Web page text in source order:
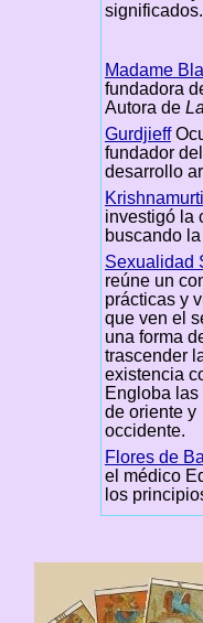
significados.
Madame
fundadora
Autora de
Gurdjieff
fundador
desarrollo
Krishnamurti
investigó la
buscando
Sexualidad
reúne un
prácticas y
que ven el
una forma
trascender
existencia
Engloba
de oriente y
occidente.
Flores de
el médico
los